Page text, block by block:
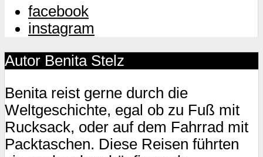
facebook
instagram
Autor Benita Stelz
Benita reist gerne durch die
Weltgeschichte, egal ob zu Fuß mit
Rucksack, oder auf dem Fahrrad mit
Packtaschen. Diese Reisen führten